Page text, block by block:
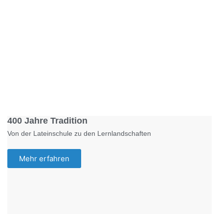
400 Jahre Tradition
Von der Lateinschule zu den Lernlandschaften
Mehr erfahren